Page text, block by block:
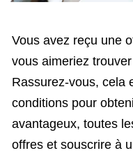
Vous avez reçu une
vous aimeriez
Rassurez-vous, cela
conditions pour
avantageux, toutes
offres et souscrire à